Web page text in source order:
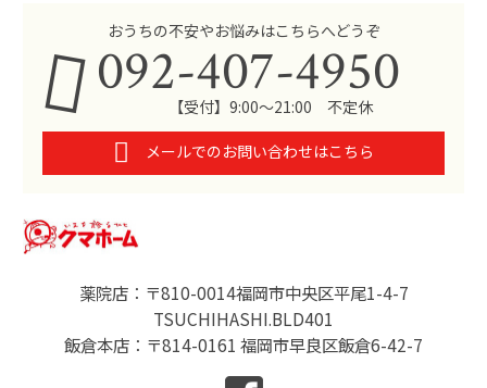
薬院店：〒810-0014福岡市中央区平尾1-4-7
TSUCHIHASHI.BLD401
飯倉本店：〒814-0161 福岡市早良区飯倉6-42-7
おうちの不安やお悩みはこちらへどうぞ
092-407-4950
【受付】9:00～21:00 不定休
メールでのお問い合わせはこちら